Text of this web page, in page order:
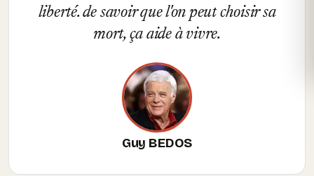
liberté. de savoir que l'on peut choisir sa
mort, ça aide à vivre.
Guy BEDOS